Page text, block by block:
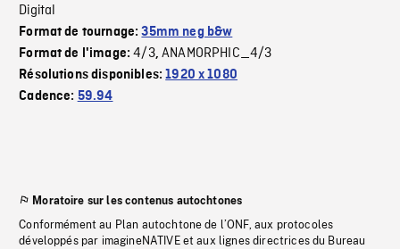
Digital
Format de tournage:35mm neg b&w
Format de l'image:4/3,ANAMORPHIC_4/3
Résolutions disponibles:1920 x 1080
Cadence: 59.94
Moratoire sur les contenus autochtones
Conformément au Plan autochtone de l’ONF, aux protocoles
développés par imagineNATIVE et aux lignes directrices du Bureau